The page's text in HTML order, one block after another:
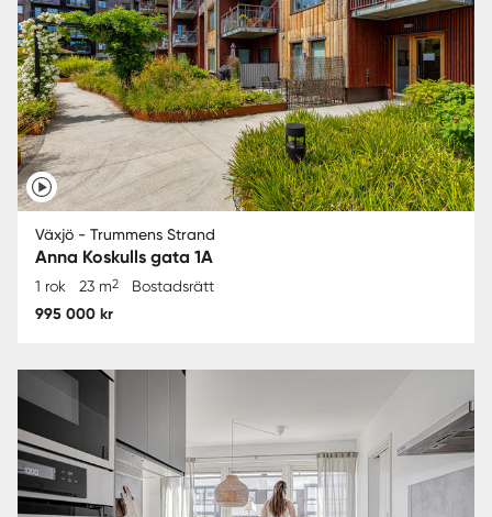
Växjö - Trummens Strand
Anna Koskulls gata 1A
1 rok 23 m2 Bostadsrätt
995 000 kr